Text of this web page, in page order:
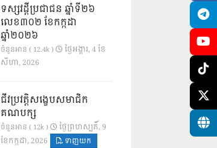
ទស្សវដ្តីប្រជាជន ឆ្នាំទី២៦
លេខ៣០២ ខែកក្កដា
ឆ្នាំ២០២៦
ចំនួនអាន ( 12.4k )
ថ្ងៃ​អង្គារ, 4 ខែ​
សីហា, 2026
ជីវប្រវត្តិសង្ខេបសមាជិក
គណបក្ស
ចំនួនអាន ( 12k )
ថ្ងៃ​ព្រហស្បតិ៍, 9
ខែ​កក្កដា, 2026
ទាញយក